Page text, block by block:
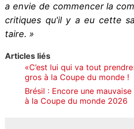
a envie de commencer la
critiques qu'il y a eu cette
taire. »
Articles liés
«C’est lui qui va tout
gros à la Coupe du monde !
Brésil : Encore une
à la Coupe du monde 2026